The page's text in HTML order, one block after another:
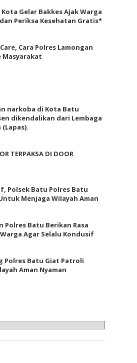
Gelar Bakkes Ajak Warga
Periksa Kesehatan Gratis*
Cara Polres Lamongan
Masyarakat
narkoba di Kota Batu
dikendalikan dari Lembaga
TERPAKSA DI DOOR
Polsek Batu Polres Batu
Menjaga Wilayah Aman
Polres Batu Berikan Rasa
Agar Selalu Kondusif
Polres Batu Giat Patroli
Aman Nyaman